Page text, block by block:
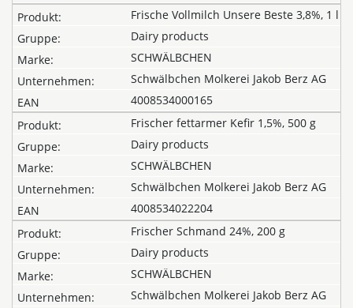
Frische Vollmilch Unsere Beste 3,8%, 1 l
Dairy products
SCHWÄLBCHEN
Schwälbchen Molkerei Jakob Berz AG
4008534000165
Frischer fettarmer Kefir 1,5%, 500 g
Dairy products
SCHWÄLBCHEN
Schwälbchen Molkerei Jakob Berz AG
4008534022204
Frischer Schmand 24%, 200 g
Dairy products
SCHWÄLBCHEN
Schwälbchen Molkerei Jakob Berz AG